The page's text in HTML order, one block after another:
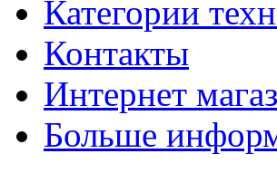
Категории
Контакты
Интернет
Больше